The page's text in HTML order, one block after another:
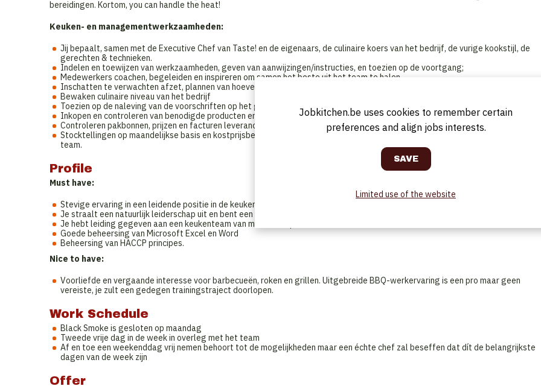
bereidingen. Kortom, you can handle the heat!
Keuken- en managementwerkzaamheden:
Jij bepaalt, samen met de Executive Chef van Taste! en de eigenaars, de culinaire koers van het bedrijf, de vurige kookstijl, de
gerechten & technieken.
Indelen en toewijzen van werkzaamheden, geven van aanwijzingen/instructies, en toezien op de voortgang;
Medewerkers coachen, begeleiden en inspireren om samen het beste uit het team te halen.
Inschatten te verwachten afzet, plannen van hoeveelheden voor te bereiden producten;
Bewaken culinaire niveau van het bedrijf
Toezien op de naleving van de voorschriften op het gebied van veiligheid, HACCP, en allergenen.
Inkopen en controleren van benodigde producten en ingrediënten;
Controleren pakbonnen, prijzen en facturen leveranciers
Stocktellingen op maandelijkse basis en kostprijsberekeningen maken…dit wordt bovendien ondersteund door het Taste! F&B
team.
Profile
Must have:
Stevige ervaring in een leidende positie in de keuken.
Je straalt een natuurlijk leiderschap uit en bent een echte teamplayer.
Je hebt leiding gegeven aan een keukenteam van minimaal 5 personen.
Goede beheersing van Microsoft Excel en Word
Beheersing van HACCP principes.
Nice to have:
Voorliefde en vergaande interesse voor barbecueën, roken en grillen. Uitgebreide BBQ-werkervaring is een pro maar geen
vereiste, je zult een gedegen trainingstraject doorlopen.
Work Schedule
Black Smoke is gesloten op maandag
Tweede vrije dag in de week in overleg met het team
Af en toe een weekenddag vrij nemen behoort tot de mogelijkheden maar een échte chef zal beseffen dat dít de belangrijkste
dagen van de week zijn
Offer
Jobkitchen.be uses cookies to remember certain
preferences and align jobs interests.
Limited use of the website